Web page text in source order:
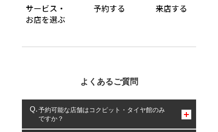
よくあるご質問
予約可能な店舗はコクピット・タイヤ館のみ
ですか？